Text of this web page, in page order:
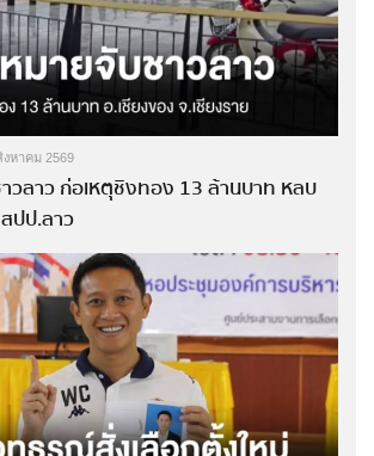
งหาคม 2569
วลาว ก่อเหตุชิงทอง 13 ล้านบาท หลบ
ปป.ลาว